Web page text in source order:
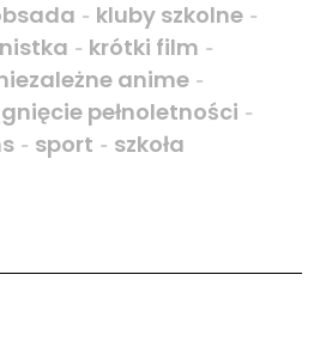
- kluby szkolne -
- krótki film -
anime -
pełnoletności -
- sport - szkoła